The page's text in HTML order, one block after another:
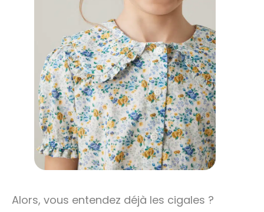
Alors, vous entendez déjà les cigales ?